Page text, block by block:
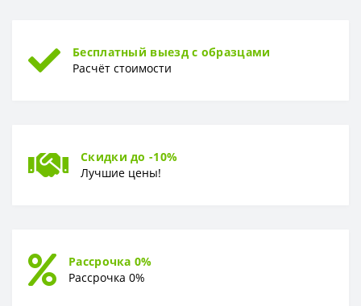
Бесплатный выезд с образцами
Расчёт стоимости
Скидки до -10%
Лучшие цены!
Рассрочка 0%
Рассрочка 0%